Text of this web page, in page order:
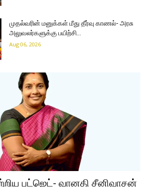
முதல்வரின் மனுக்கள் மீது தீர்வு காணல்- அரசு
அலுவலர்களுக்கு பயிற்சி…
Aug 06, 2026
பட்ஜெட்- வானதி சீனிவாசன்